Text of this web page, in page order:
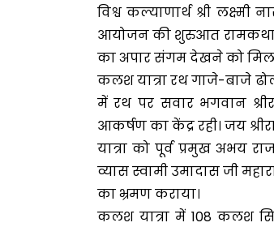
विश्व कल्याणार्थ श्री
आयोजन की शुरुआत रामकथा से
का अपार संगम देखने को
कलश यात्रा रथ गाजे-बाजे
में रथ पर सवार भगवान
आकर्षण का केंद्र रही। जय
यात्रा को पूर्व प्रमुख अभय
व्यास स्वामी उमादास जी
का भ्रमण कराया।
कलश यात्रा में 108 कलश